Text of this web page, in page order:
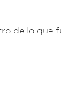
de lo que